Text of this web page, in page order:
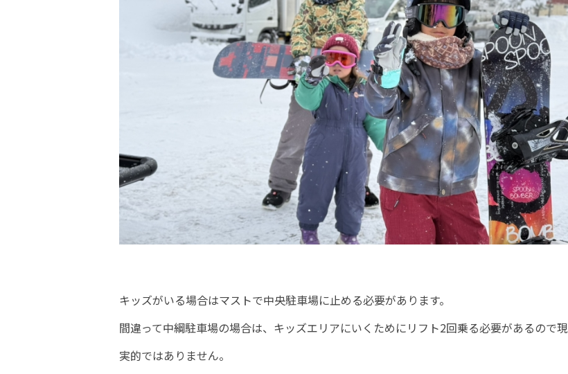
キッズがいる場合はマストで中央駐車場に止める必要があります。
間違って中綱駐車場の場合は、キッズエリアにいくためにリフト2回乗る必要があるので現
実的ではありません。